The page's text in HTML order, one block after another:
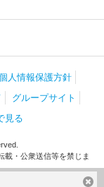
人情報保護方針
グループサイト
見る
載・公衆送信等を禁じま